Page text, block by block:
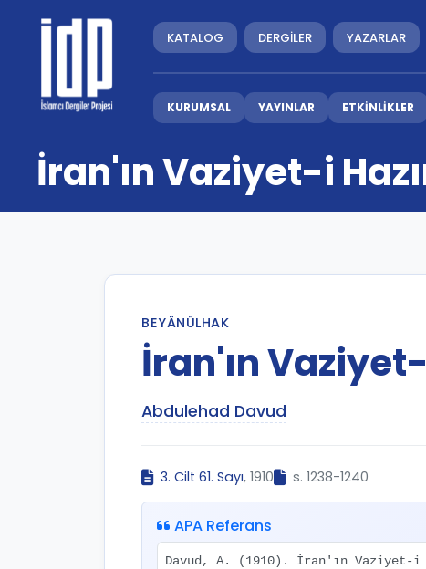
KATALOG DERGİLER YAZARLAR
KURUMSAL YAYINLAR ETKİNLİKLER
İran'ın Vaziyet-i
BEYÂNÜLHAK
İran'ın Vaziyet-
Abdulehad Davud
3. Cilt 61. Sayı, 1910 s. 1238-1240
APA Referans
Davud, A. (1910). İran'ın Vaziyet-i